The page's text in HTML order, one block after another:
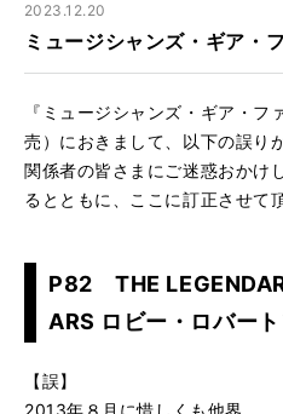
2023.12.20
ミュージシャンズ・ギア・
『ミュージシャンズ・ギア・
売）におきまして、以下の誤り
関係者の皆さまにご迷惑おかけ
るとともに、ここに訂正させて
P82 THE
ARS ロビー・ロバー
【誤】
2013年８月に惜しくも他界